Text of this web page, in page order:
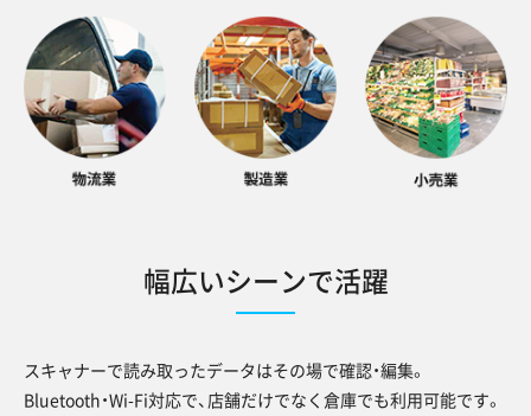
幅広いシーンで活躍
スキャナーで読み取ったデータはその場で確認・編集。
Bluetooth・Wi-Fi対応で、店舗だけでなく倉庫でも利用可能です。